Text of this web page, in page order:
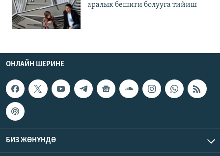
аралык бешиги болууга тийиш
ОНЛАЙН ШЕРИНЕ
БИЗ ЖӨНҮНДӨ